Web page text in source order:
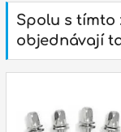
Spolu s tímto
objednávají